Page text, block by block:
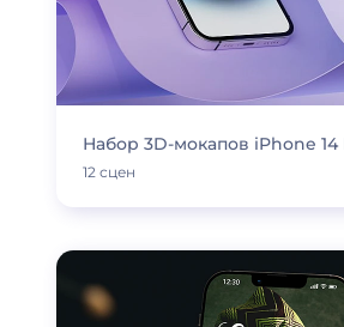
Набор 3D-мокапов iPhone 14
12 сцен